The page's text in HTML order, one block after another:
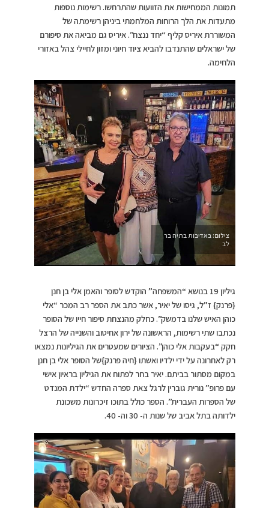
תמונות הממחישות את הזוועות שהתרחשו. רשימות נוספות
מתעדות את הלך הרוחות המלחמתי ביניהן רשימתה של
המשוררת איריס קליף “יחד ננצח”. איריס גם מביאה את סיפורם
של ישראלים שהתנדבו להביא ציוד חיוני ומזון לחיילי צהל באזורי
הלחימה.
צילום: באדיבות בתיה בר
לב
גיליון 19 בנושא “המשפחה” הוקדש לסופר והאמן אלי בן חנן
{פרנק} ז”ל, גיסו של יאיר, אשר כתב את הספר רב המכר “אלי
כוהן האיש שלנו בדמשק”. כחלק מהנצחת סיפור חייו של הסופר
נכתבו שתי רשימות, הראשונה של ירון אחיטוב והשנייה של הרצל
חקק “בעקבות אלי כוהן”. הציורים שמעטרים את הגיליונות נמצאו
רק לאחרונה על ידי ילדיו ואשתו {חיה פרנק}של הסופר אלי בן חנן
במקום מסתור בביתם. יאיר בחר לפתוח את הגיליון בראיון אישי
עם פרופ” נורית גוברין לרגל צאת ספרה החדש “ילדת המנדט
של הספרות העברית”. הספר כולל בתוכו זיכרונות משכונת
ילדותה בתל אביב של שנות ה- 30 וה- 40.